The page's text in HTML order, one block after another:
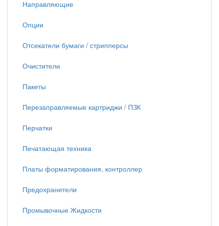
Направляющие
Опции
Отсекатели бумаги / стрипперсы
Очистители
Пакеты
Перезаправляемые картриджи / ПЗК
Перчатки
Печатающая техника
Платы форматирования, контроллер
Предохранители
Промывочные Жидкости